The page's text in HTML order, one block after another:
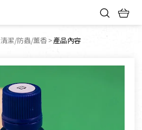
清潔/防蟲/薰香 目前頁面：
產品內容